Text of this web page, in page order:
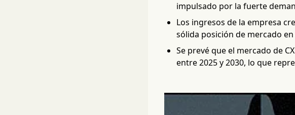
impulsado por la fuerte
Los ingresos de la empresa
sólida posición de mercado
Se prevé que el mercado de
entre 2025 y 2030, lo que